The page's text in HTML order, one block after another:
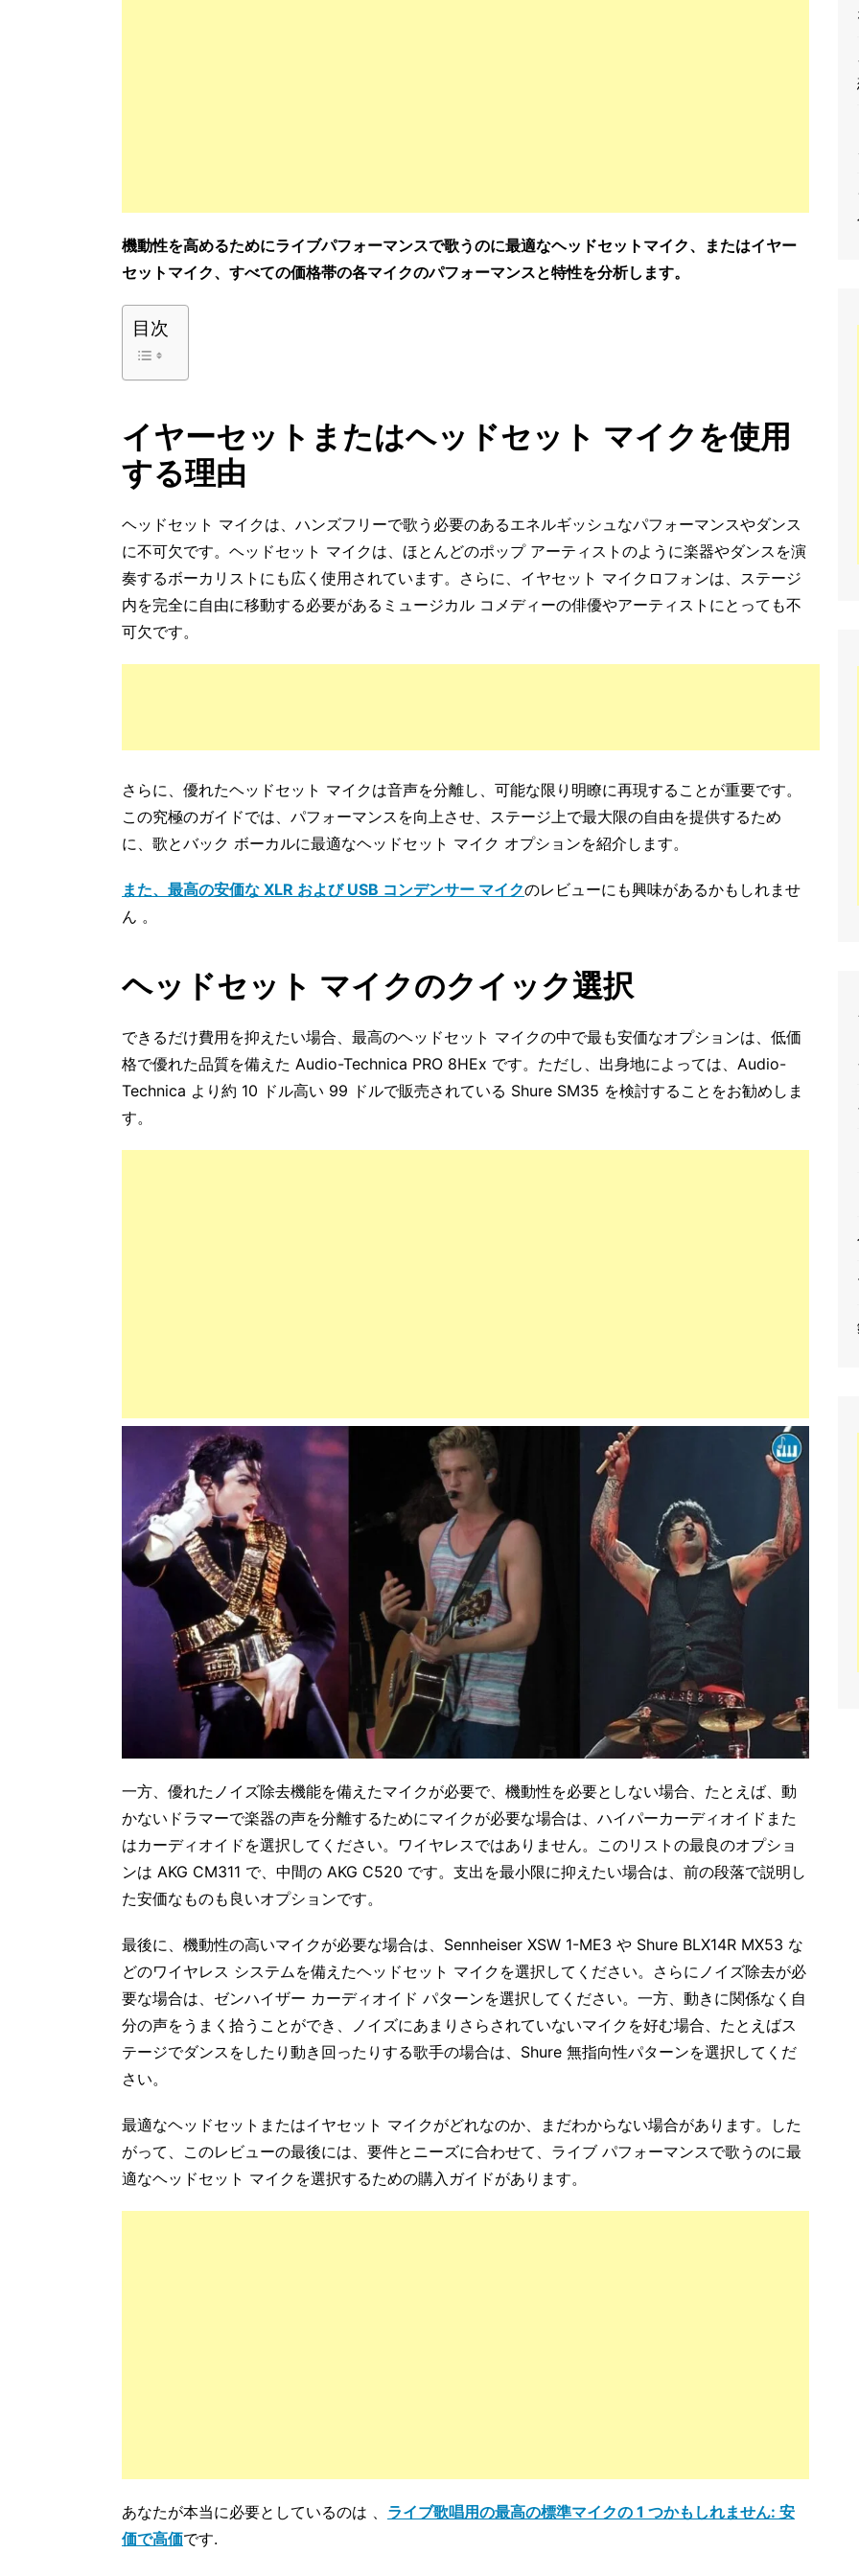
機動性を高めるためにライブパフォーマンスで歌うのに最適なヘッドセットマイク、またはイヤー
セットマイク、すべての価格帯の各マイクのパフォーマンスと特性を分析します。
目次
イヤーセットまたはヘッドセット マイクを使用
する理由
ヘッドセット マイクは、ハンズフリーで歌う必要のあるエネルギッシュなパフォーマンスやダンス
に不可欠です。ヘッドセット マイクは、ほとんどのポップ アーティストのように楽器やダンスを演
奏するボーカリストにも広く使用されています。さらに、イヤセット マイクロフォンは、ステージ
内を完全に自由に移動する必要があるミュージカル コメディーの俳優やアーティストにとっても不
可欠です。
さらに、優れたヘッドセット マイクは音声を分離し、可能な限り明瞭に再現することが重要です。
この究極のガイドでは、パフォーマンスを向上させ、ステージ上で最大限の自由を提供するため
に、歌とバック ボーカルに最適なヘッドセット マイク オプションを紹介します。
また、最高の安価な XLR および USB コンデンサー マイクのレビューにも興味があるかもしれませ
ん 。
ヘッドセット マイクのクイック選択
できるだけ費用を抑えたい場合、最高のヘッドセット マイクの中で最も安価なオプションは、低価
格で優れた品質を備えた Audio-Technica PRO 8HEx です。ただし、出身地によっては、Audio-
Technica より約 10 ドル高い 99 ドルで販売されている Shure SM35 を検討することをお勧めしま
す。
一方、優れたノイズ除去機能を備えたマイクが必要で、機動性を必要としない場合、たとえば、動
かないドラマーで楽器の声を分離するためにマイクが必要な場合は、ハイパーカーディオイドまた
はカーディオイドを選択してください。ワイヤレスではありません。このリストの最良のオプショ
ンは AKG CM311 で、中間の AKG C520 です。支出を最小限に抑えたい場合は、前の段落で説明し
た安価なものも良いオプションです。
最後に、機動性の高いマイクが必要な場合は、Sennheiser XSW 1-ME3 や Shure BLX14R MX53 な
どのワイヤレス システムを備えたヘッドセット マイクを選択してください。さらにノイズ除去が必
要な場合は、ゼンハイザー カーディオイド パターンを選択してください。一方、動きに関係なく自
分の声をうまく拾うことができ、ノイズにあまりさらされていないマイクを好む場合、たとえばス
テージでダンスをしたり動き回ったりする歌手の場合は、Shure 無指向性パターンを選択してくだ
さい。
最適なヘッドセットまたはイヤセット マイクがどれなのか、まだわからない場合があります。した
がって、このレビューの最後には、要件とニーズに合わせて、ライブ パフォーマンスで歌うのに最
適なヘッドセット マイクを選択するための購入ガイドがあります。
あなたが本当に必要としているのは 、 ライブ歌唱用の最高の標準マイクの 1 つかもしれません: 安
価で高価です.